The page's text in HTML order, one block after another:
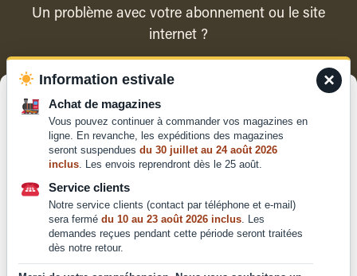
Pour offrir les meilleures expériences, nous utilisons des technologies
telles que les cookies pour stocker et/ou accéder aux informations des
appareils. Le fait de consentir à ces technologies nous permettra de
traiter des données telles que le comportement de navigation ou les ID
uniques sur ce site. Le fait de ne pas consentir ou de retirer son
consentement peut avoir un effet négatif sur certaines caractéristiques
et fonctions.
Accepter
Un problème avec votre abonnement ou le site
internet ?
Contacter le service client
Mentions légales
Conditions générales de
vente et d'utilisation
confidentialité
×
Information estivale
Achat de magazines
Vous pouvez continuer à commander vos magazines en
ligne. En revanche, les expéditions des magazines
seront suspendues du 30 juillet au 24 août 2026
inclus. Les envois reprendront dès le 25 août.
Service clients
Notre service clients (contact par téléphone et e-mail)
sera fermé du 10 au 23 août 2026 inclus. Les
demandes reçues pendant cette période seront traitées
dès notre retour.